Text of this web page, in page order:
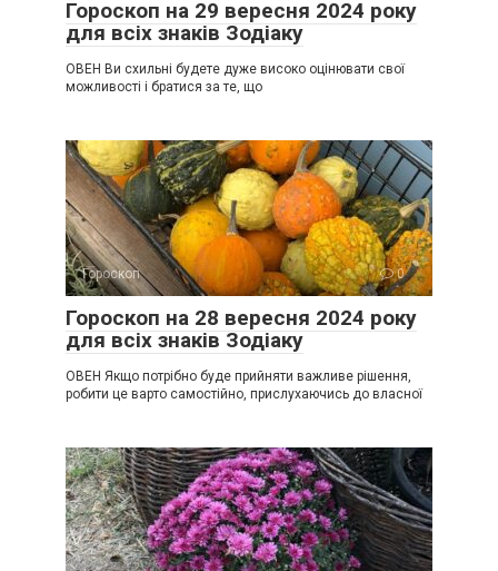
Гороскоп на 29 вересня 2024 року
для всіх знаків Зодіаку
ОВЕН Ви схильні будете дуже високо оцінювати свої
можливості і братися за те, що
Гороскоп 0
Гороскоп на 28 вересня 2024 року
для всіх знаків Зодіаку
ОВЕН Якщо потрібно буде прийняти важливе рішення,
робити це варто самостійно, прислухаючись до власної